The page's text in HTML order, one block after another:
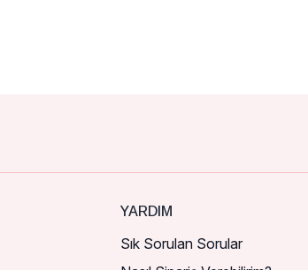
YARDIM
Sık Sorulan Sorular